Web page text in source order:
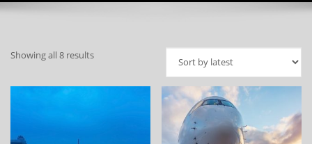
Showing all 8 resultsSorted
latest